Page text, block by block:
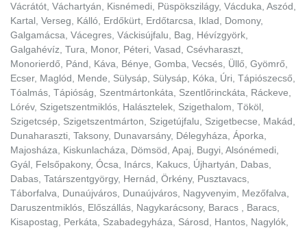
Vácrátót, Váchartyán, Kisnémedi, Püspökszilágy, Vácduka, Aszód,
Kartal, Verseg, Kálló, Erdőkürt, Erdőtarcsa, Iklad, Domony,
Galgamácsa, Vácegres, Váckisújfalu, Bag, Hévízgyörk,
Galgahévíz, Tura, Monor, Péteri, Vasad, Csévharaszt,
Monorierdő, Pánd, Káva, Bénye, Gomba, Vecsés, Üllő, Gyömrő,
Ecser, Maglód, Mende, Sülysáp, Sülysáp, Kóka, Úri, Tápiószecső,
Tóalmás, Tápióság, Szentmártonkáta, Szentlőrinckáta, Ráckeve,
Lórév, Szigetszentmiklós, Halásztelek, Szigethalom, Tököl,
Szigetcsép, Szigetszentmárton, Szigetújfalu, Szigetbecse, Makád,
Dunaharaszti, Taksony, Dunavarsány, Délegyháza, Áporka,
Majosháza, Kiskunlacháza, Dömsöd, Apaj, Bugyi, Alsónémedi,
Gyál, Felsőpakony, Ócsa, Inárcs, Kakucs, Újhartyán, Dabas,
Dabas, Tatárszentgyörgy, Hernád, Örkény, Pusztavacs,
Táborfalva, Dunaújváros, Dunaújváros, Nagyvenyim, Mezőfalva,
Daruszentmiklós, Előszállás, Nagykarácsony, Baracs , Baracs,
Kisapostag, Perkáta, Szabadegyháza, Sárosd, Hantos, Nagylók,